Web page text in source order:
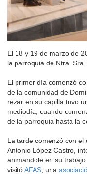
El 18 y 19 de marzo de
la parroquia de Ntra.
El primer día comenzó
de la comunidad de
rezar en su capilla tuvo
mediodía, cuando
de la parroquia hasta la
La tarde comenzó con el
Antonio López Castro,
animándole en su
visitóAFAS , una